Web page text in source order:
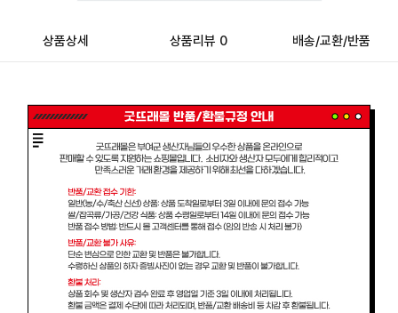
상품상세 상품리뷰 0 배송/교환/반품